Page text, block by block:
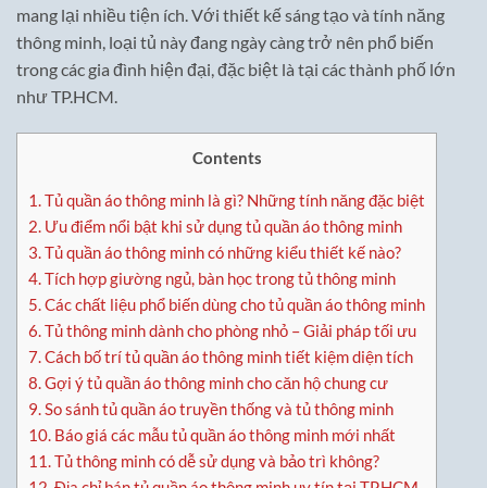
mang lại nhiều tiện ích. Với thiết kế sáng tạo và tính năng
thông minh, loại tủ này đang ngày càng trở nên phổ biến
trong các gia đình hiện đại, đặc biệt là tại các thành phố lớn
như TP.HCM.
Contents
1.Tủ quần áo thông minh là gì? Những tính năng đặc biệt
2. Ưu điểm nổi bật khi sử dụng tủ quần áo thông minh
3.Tủ quần áo thông minh có những kiểu thiết kế nào?
4.Tích hợp giường ngủ, bàn học trong tủ thông minh
5.Các chất liệu phổ biến dùng cho tủ quần áo thông minh
6.Tủ thông minh dành cho phòng nhỏ – Giải pháp tối ưu
7.Cách bố trí tủ quần áo thông minh tiết kiệm diện tích
8.Gợi ý tủ quần áo thông minh cho căn hộ chung cư
9.So sánh tủ quần áo truyền thống và tủ thông minh
10. Báo giá các mẫu tủ quần áo thông minh mới nhất
11.Tủ thông minh có dễ sử dụng và bảo trì không?